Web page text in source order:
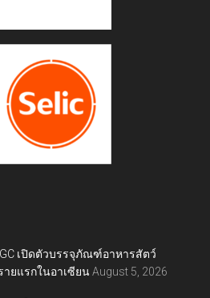
เปิดตัวบรรจุภัณฑ์อาหารสัตว์
ายแรกในอาเซียน August 5, 2026